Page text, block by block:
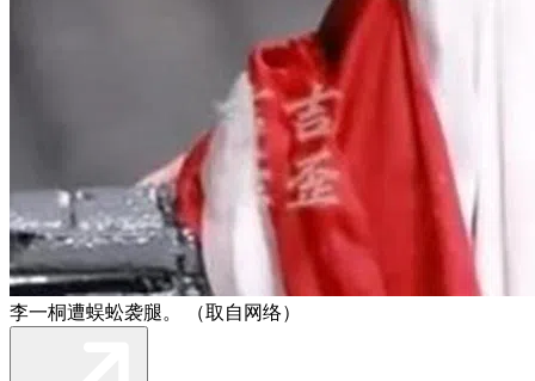
李一桐遭蜈蚣袭腿。 （取自网络）